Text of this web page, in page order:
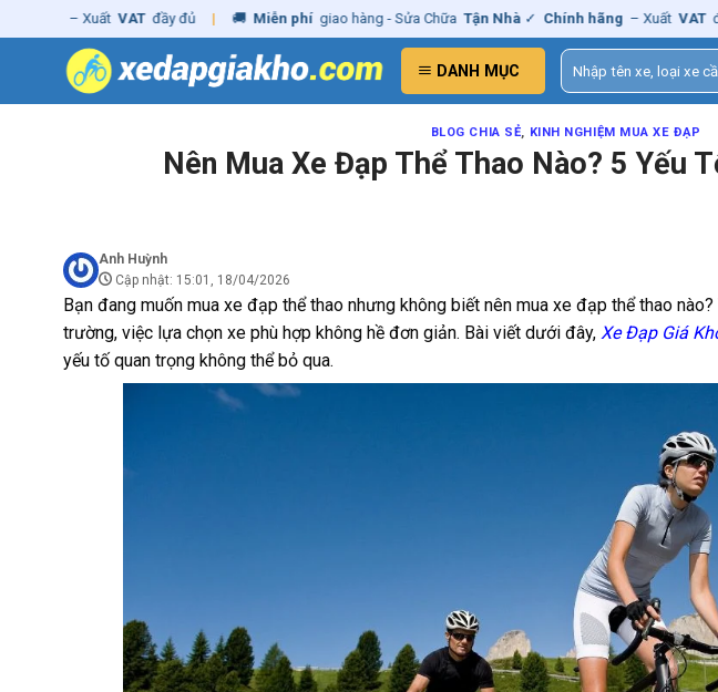
to
VAT đầy đủ | 🚚 Miễn phí giao hàng - Sửa Chữa Tận Nhà ✓ Chính hãng – Xuất VAT đầy đủ |
DANH MỤC
Tìm
kiếm:
BLOG CHIA SẺ, KINH NGHIỆM MUA XE ĐẠP
Nên Mua Xe Đạp Thể Thao Nào? 5 Yếu
Anh Huỳnh
Cập nhật: 15:01, 18/04/2026
Bạn đang muốn mua xe đạp thể thao nhưng không biết nên mua xe đạp thể thao
trường, việc lựa chọn xe phù hợp không hề đơn giản. Bài viết dưới đây, Xe Đạp Giá
yếu tố quan trọng không thể bỏ qua.